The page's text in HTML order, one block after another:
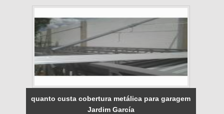
quanto custa cobertura metálica para garagem
Jardim García